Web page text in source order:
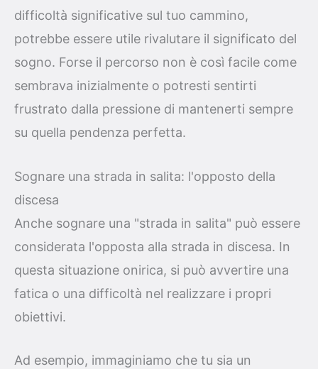
difficoltà significative sul tuo cammino,
potrebbe essere utile rivalutare il significato del
sogno. Forse il percorso non è così facile come
sembrava inizialmente o potresti sentirti
frustrato dalla pressione di mantenerti sempre
su quella pendenza perfetta.
Sognare una strada in salita: l'opposto della
discesa
Anche sognare una "strada in salita" può essere
considerata l'opposta alla strada in discesa. In
questa situazione onirica, si può avvertire una
fatica o una difficoltà nel realizzare i propri
obiettivi.
Ad esempio, immaginiamo che tu sia un